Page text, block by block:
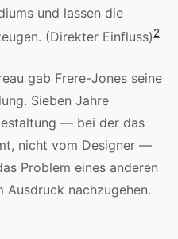
und lassen die
(Direkter Einfluss)2
gab Frere-Jones seine
Sieben Jahre
— bei der das
nicht vom Designer —
Problem eines anderen
nachzugehen.